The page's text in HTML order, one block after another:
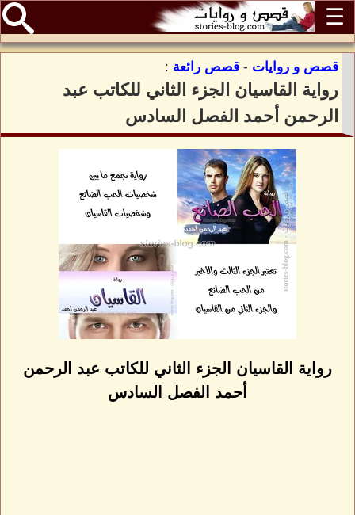
☰
قصص و روايات - قصص رائعة :
رواية القاسيان الجزء الثاني للكاتب عبد
الرحمن أحمد الفصل السادس
رواية القاسيان الجزء الثاني للكاتب عبد الرحمن
أحمد الفصل السادس